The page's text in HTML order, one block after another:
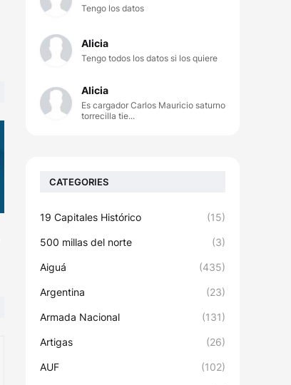
Tengo los datos
Alicia
Tengo todos los datos si los quiere
Alicia
Es cargador Carlos Mauricio saturno
torrecilla tie...
CATEGORIES
19 Capitales Histórico (15)
500 millas del norte (3)
Aiguá (435)
Argentina (23)
Armada Nacional (131)
Artigas (26)
AUF (102)